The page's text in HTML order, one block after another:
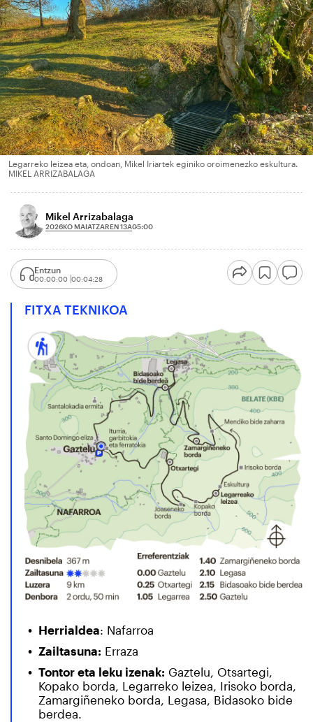
Legarreko leizea eta, ondoan, Mikel Iriartek eginiko oroimenezko eskultura.
MIKEL ARRIZABALAGA
FITXA TEKNIKOA
Herrialdea: Nafarroa
Zailtasuna: Erraza
Tontor eta leku izenak: Gaztelu, Otsartegi,
Kopako borda, Legarreko leizea, Irisoko borda,
Zamargiñeneko borda, Legasa, Bidasoko bide
berdea.
Mikel Arrizabalaga
2026KO MAIATZAREN 13A05:00
Entzun
00:00:00 00:04:28